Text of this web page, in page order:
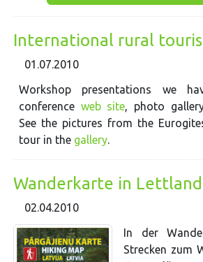
International rural
01.07.2010
Workshop presentations we
conference web site, photo
See the pictures from the
tour in the gallery.
Wanderkarte in Lettland
02.04.2010
In der
Strecken zum